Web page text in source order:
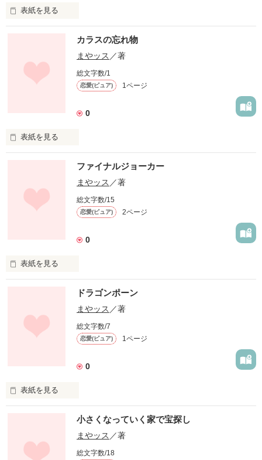
表紙を見る
カラスの忘れ物
まやッス ／著
総文字数/1
恋愛(ピュア) 1ページ
0
表紙を見る
作品を読む
ファイナルジョーカー
まやッス ／著
総文字数/15
恋愛(ピュア) 2ページ
0
表紙を見る
作品を読む
ドラゴンポーン
まやッス ／著
総文字数/7
恋愛(ピュア) 1ページ
0
表紙を見る
作品を読む
小さくなっていく家で宝探し
まやッス ／著
総文字数/18